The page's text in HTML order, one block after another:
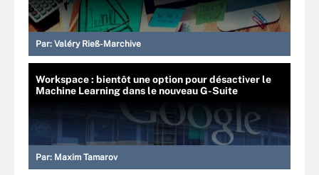
Par: Valéry Rieß-Marchive
Workspace : bientôt une option pour désactiver le
Machine Learning dans le nouveau G-Suite
Par: Maxim Tamarov